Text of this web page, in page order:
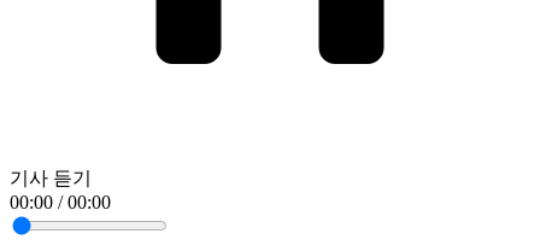
기사 듣기
00:00 / 00:00